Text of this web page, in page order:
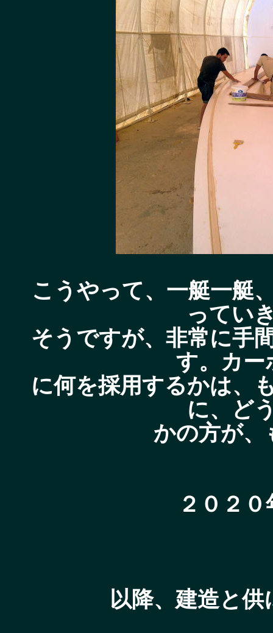
こうやって、一艇一艇
ってい
そうですが、非常に手
す。カ
に何を採用するかは、
に、ど
かの方が
２０２
以降、建造と